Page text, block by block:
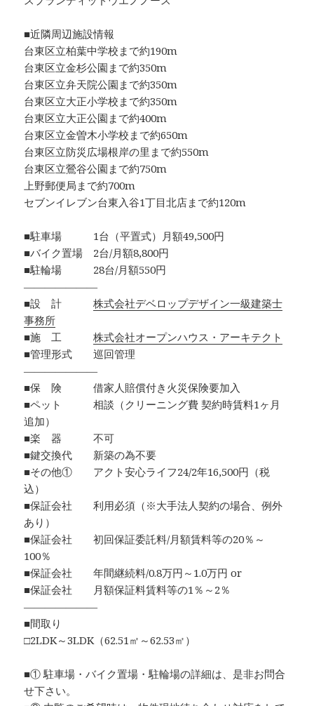
■近隣周辺施設情報
台東区立柏葉中学校まで約190m
台東区立金杉公園まで約350m
台東区立弁天院公園まで約350m
台東区立大正小学校まで約350m
台東区立大正公園まで約400m
台東区立金曽木小学校まで約650m
台東区立防災広場根岸の里まで約550m
台東区立鶯谷公園まで約750m
上野郵便局まで約700m
セブンイレブン台東入谷1丁目北店まで約120m
■駐車場 1台（平置式）月額49,500円
■バイク置場 2台/月額8,800円
■駐輪場 28台/月額550円
―――――――
■設 計株式会社デベロップデザイン一級建築士
事務所
■施 工株式会社オープンハウス・アーキテクト
■管理形式 巡回管理
―――――――
■保 険 借家人賠償付き火災保険要加入
■ペット 相談（クリーニング費 契約時賃料1ヶ月
追加）
■楽 器 不可
■鍵交換代 新築の為不要
■その他① アクト安心ライフ24/2年16,500円（税
込）
■保証会社 利用必須（※大手法人契約の場合、例外
あり）
■保証会社 初回保証委託料/月額賃料等の20％～
100％
■保証会社 年間継続料/0.8万円～1.0万円 or
■保証会社 月額保証料賃料等の1％～2％
―――――――
■間取り
□2LDK～3LDK（62.51㎡～62.53㎡）
■① 駐車場・バイク置場・駐輪場の詳細は、是非お問合
せ下さい。